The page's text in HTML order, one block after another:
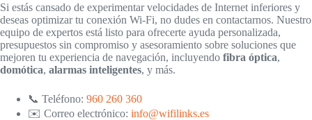
Si estás cansado de experimentar velocidades de Internet inferiores y
deseas optimizar tu conexión Wi-Fi, no dudes en contactarnos. Nuestro
equipo de expertos está listo para ofrecerte ayuda personalizada,
presupuestos sin compromiso y asesoramiento sobre soluciones que
mejoren tu experiencia de navegación, incluyendo fibra óptica,
domótica, alarmas inteligentes, y más.
📞 Teléfono: 960 260 360
✉️ Correo electrónico: info@wifilinks.es